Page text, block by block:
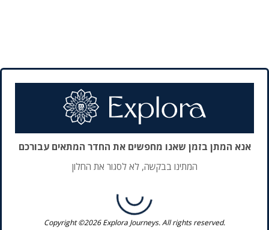
אנא המתן בזמן שאנו מחפשים את החדר המתאים עבורכם
המתינו בבקשה, לא לסגור את החלון
Copyright ©2026 Explora Journeys. All rights reserved.